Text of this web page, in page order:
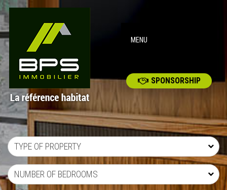
MENU
SPONSORSHIP
TYPE OF PROPERTY
NUMBER OF BEDROOMS